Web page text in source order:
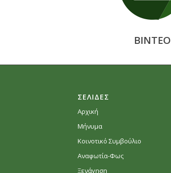
ΒΙΝΤΕΟ
ΣΕΛΙΔΕΣ
Αρχική
Μήνυμα
Κοινοτικό Συμβούλιο
Αναφωτία-Φως
Ξενάγηση